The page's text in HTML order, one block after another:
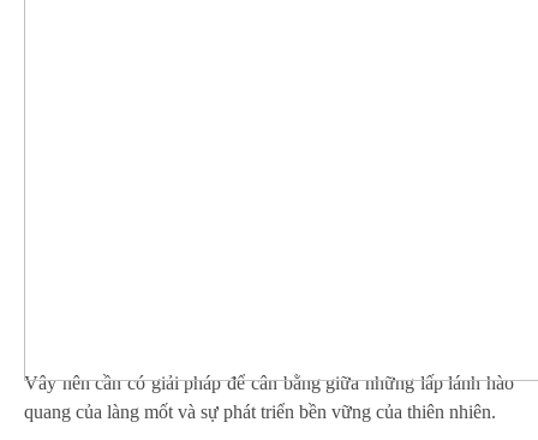
Vây nên cần có giải pháp để cân bằng giữa những lấp lánh hào
quang của làng mốt và sự phát triển bền vững của thiên nhiên.